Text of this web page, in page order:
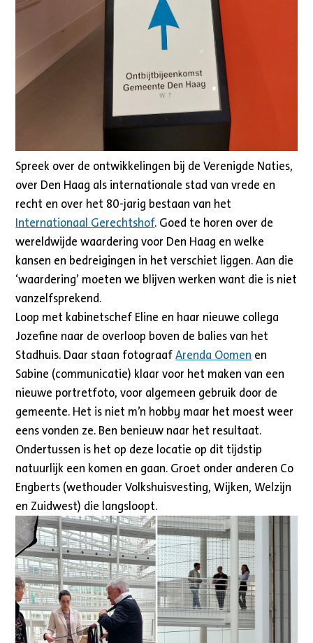
Spreek over de ontwikkelingen bij de Verenigde Naties,
over Den Haag als internationale stad van vrede en
recht en over het 80-jarig bestaan van het
Internationaal Gerechtshof. Goed te horen over de
wereldwijde waardering voor Den Haag en welke
kansen en bedreigingen in het verschiet liggen. Aan die
‘waardering’ moeten we blijven werken want die is niet
vanzelfsprekend.
Loop met kabinetschef Eline en haar nieuwe collega
Jozefine naar de overloop boven de balies van het
Stadhuis. Daar staan fotograafArenda Oomen en
Sabine (communicatie) klaar voor het maken van een
nieuwe portretfoto, voor algemeen gebruik door de
gemeente. Het is niet m’n hobby maar het moest weer
eens vonden ze. Ben benieuw naar het resultaat.
Ondertussen is het op deze locatie op dit tijdstip
natuurlijk een komen en gaan. Groet onder anderen Co
Engberts (wethouder Volkshuisvesting, Wijken, Welzijn
en Zuidwest) die langsloopt.